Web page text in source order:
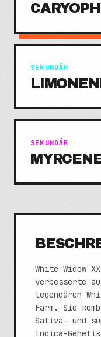
SEKUNDÄR
SEKUNDÄR
White Widow
verbesserte
legendären
Farm. Sie
Sativa- und
Indica-